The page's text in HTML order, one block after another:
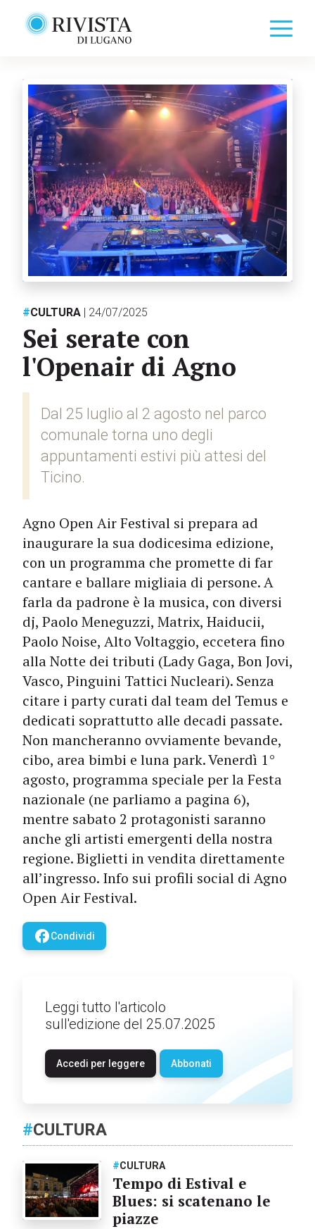
#CULTURA | 24/07/2025
Sei serate con
l'Openair di Agno
Dal 25 luglio al 2 agosto nel parco
comunale torna uno degli
appuntamenti estivi più attesi del
Ticino.
Agno Open Air Festival si prepara ad
inaugurare la sua dodicesima edizione,
con un programma che promette di far
cantare e ballare migliaia di persone. A
farla da padrone è la musica, con diversi
dj, Paolo Meneguzzi, Matrix, Haiducii,
Paolo Noise, Alto Voltaggio, eccetera fino
alla Notte dei tributi (Lady Gaga, Bon Jovi,
Vasco, Pinguini Tattici Nucleari). Senza
citare i party curati dal team del Temus e
dedicati soprattutto alle decadi passate.
Non mancheranno ovviamente bevande,
cibo, area bimbi e luna park. Venerdì 1°
agosto, programma speciale per la Festa
nazionale (ne parliamo a pagina 6),
mentre sabato 2 protagonisti saranno
anche gli artisti emergenti della nostra
regione. Biglietti in vendita direttamente
all’ingresso. Info sui profili social di Agno
Open Air Festival.
facebookCondividi
Leggi tutto l'articolo
sull'edizione del 25.07.2025
Accedi per leggere Abbonati
#CULTURA
#CULTURA
Tempo di Estival e
Blues: si scatenano le
piazze